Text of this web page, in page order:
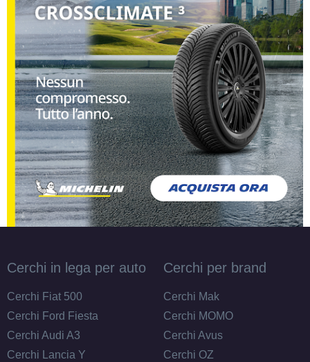
Cerchi in lega per auto
Cerchi Fiat 500
Cerchi Ford Fiesta
Cerchi Audi A3
Cerchi Lancia Y
Cerchi per brand
Cerchi Mak
Cerchi MOMO
Cerchi Avus
Cerchi OZ